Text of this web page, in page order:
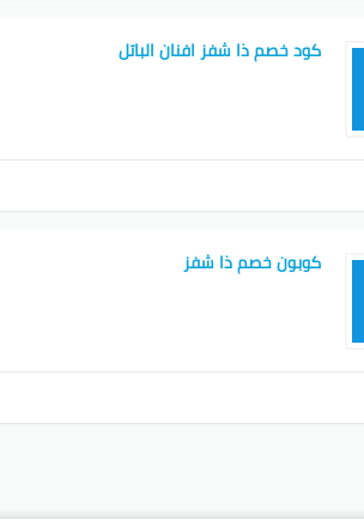
كود خصم ذا شفز افنان الباتل
كوبون خصم ذا شفز